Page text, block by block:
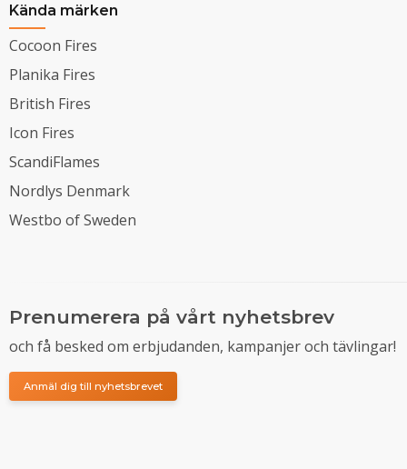
Kända märken
Cocoon Fires
Planika Fires
British Fires
Icon Fires
ScandiFlames
Nordlys Denmark
Westbo of Sweden
Prenumerera på vårt nyhetsbrev
och få besked om erbjudanden, kampanjer och tävlingar!
Anmäl dig till nyhetsbrevet